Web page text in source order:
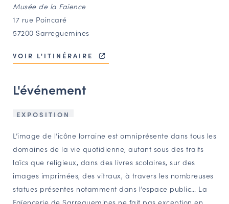
Ressources
OFFRES D’EMPLOI ET DE STAGE
OUTILS EN LIGNE
Espace acteurs
NAVIGATION FILTRÉE « ACTEURS »
PORTAIL CULTURE
Comité d'Histoire Régionale
Musée de la Faïence
17 rue Poincaré
57200 Sarreguemines
VOIR L'ITINÉRAIRE
L'événement
EXPOSITION
L’image de l’icône lorraine est omniprésente dans tous les
domaines de la vie quotidienne, autant sous des traits
laïcs que religieux, dans des livres scolaires, sur des
images imprimées, des vitraux, à travers les nombreuses
statues présentes notamment dans l’espace public… La
Faïencerie de Sarreguemines ne fait pas exception en